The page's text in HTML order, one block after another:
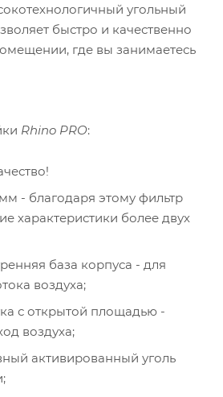
угольный
быстро и качественно
где вы занимаетесь
Rhino PRO:
- благодаря этому фильтр
характеристики более двух
база корпуса - для
воздуха;
с открытой площадью -
воздуха;
активированный уголь